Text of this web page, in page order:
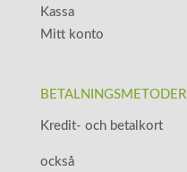
Kassa
Mitt konto
BETALNINGSMETODER
Kredit- och betalkort
också